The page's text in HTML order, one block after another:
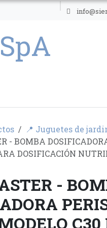
📍 Juguetes de
- BOMBA
DOSIFICACIÓN
-
C30